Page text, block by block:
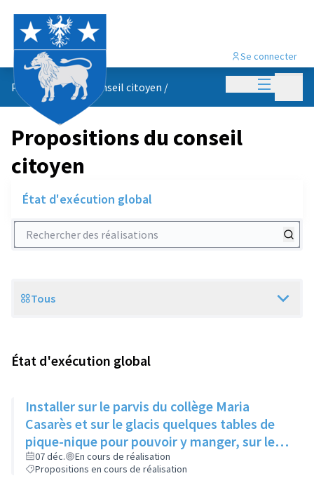
Menu
Se connecter
Propositions du conseil citoyen /
Propositions du conseil
citoyen
État d'exécution global
Rechercher des réalisations
Scope
Tous
État d'exécution global
Installer sur le parvis du collège Maria
Casarès et sur le glacis quelques tables de
pique-nique pour pouvoir y manger, sur le
temps du midi
07 déc.
En cours de réalisation
Propositions en cours de réalisation